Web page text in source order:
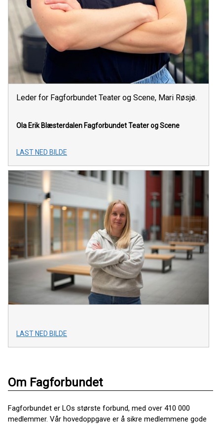
Leder for Fagforbundet Teater og Scene, Mari Røsjø.
Ola Erik Blæsterdalen Fagforbundet Teater og Scene
LAST NED BILDE
LAST NED BILDE
Om Fagforbundet
Fagforbundet er LOs største forbund, med over 410 000
medlemmer. Vår hovedoppgave er å sikre medlemmene gode